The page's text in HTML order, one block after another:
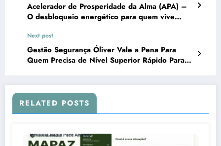
Acelerador de Prosperidade da Alma (APA) –
O desbloqueio energético para quem vive
Next post
Gestão Segurança Óliver Vale a Pena Para
Quem Precisa de Nível Superior Rápido Para
RELATED POSTS